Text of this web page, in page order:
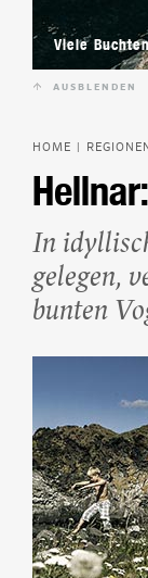
Viele
AUSBLENDEN
HOME REGIONEN
In
gelegen,
bunten